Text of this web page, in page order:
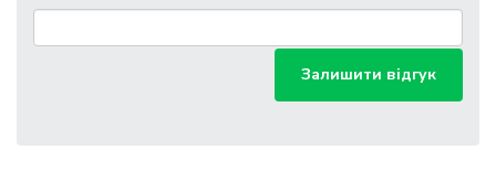
Залишити відгук